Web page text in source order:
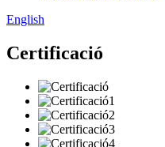
English
Certificació